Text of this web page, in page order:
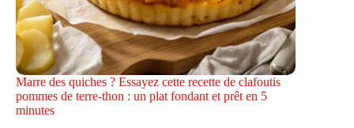
Marre des quiches ? Essayez cette recette de clafoutis
pommes de terre-thon : un plat fondant et prêt en 5
minutes